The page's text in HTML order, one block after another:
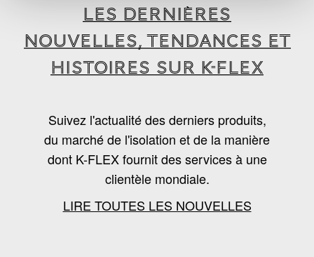
LES DERNIÈRES
NOUVELLES, TENDANCES ET
HISTOIRES SUR K-FLEX
Suivez l'actualité des derniers produits,
du marché de l'isolation et de la manière
dont K-FLEX fournit des services à une
clientèle mondiale.
LIRE TOUTES LES NOUVELLES